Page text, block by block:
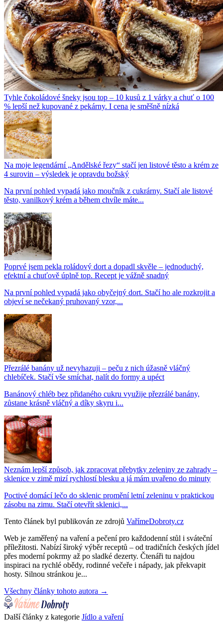
Tyhle čokoládové šneky jsou top – 10 kusů z 1 várky a chuť o 100
% lepší než kupované z pekárny. I cena je směšně nízká
Na moje legendární „Andělské řezy“ stačí jen listové těsto a krém ze
4 surovin – výsledek je opravdu božský
Na první pohled vypadá jako moučník z cukrárny. Stačí ale listové
těsto, vanilkový krém a během chvíle máte...
Poprvé jsem pekla roládový dort a dopadl skvěle – jednoduchý,
efektní a chuťově úplně top. Recept je vážně snadný
Na první pohled vypadá jako obyčejný dort. Stačí ho ale rozkrojit a
objeví se nečekaný pruhovaný vzor,...
Přezrálé banány už nevyhazuji – peču z nich úžasně vláčný
chlebíček. Stačí vše smíchat, nalít do formy a upéct
Banánový chléb bez přidaného cukru využije přezrálé banány,
zůstane krásně vláčný a díky skyru i...
Neznám lepší způsob, jak zpracovat přebytky zeleniny ze zahrady –
sklenice v zimě mizí rychlostí blesku a já mám uvařeno do minuty
Poctivé domácí lečo do sklenic promění letní zeleninu v praktickou
zásobu na zimu. Stačí otevřít sklenici,...
Tento článek byl publikován ze zdrojů VařímeDobroty.cz
Web je zaměřený na vaření a pečení pro každodenní stůl i sváteční
příležitosti. Nabízí široký výběr receptů – od tradičních českých jídel
přes moderní pokrmy až po sladké dezerty. Čtenáři tu najdou
inspiraci na rychlé obědy, rodinné večeře i nápady, jak překvapit
hosty. Silnou stránkou je...
Všechny články tohoto autora →
Další články z kategorie Jídlo a vaření